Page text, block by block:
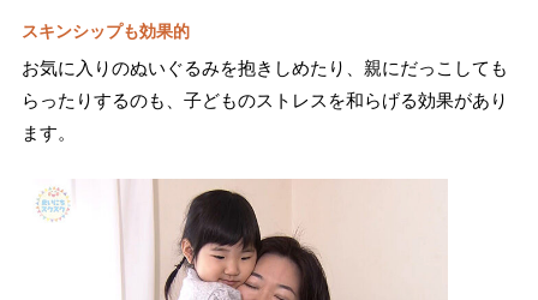
スキンシップも効果的
お気に入りのぬいぐるみを抱きしめたり、親にだっこしても
らったりするのも、子どものストレスを和らげる効果があり
ます。